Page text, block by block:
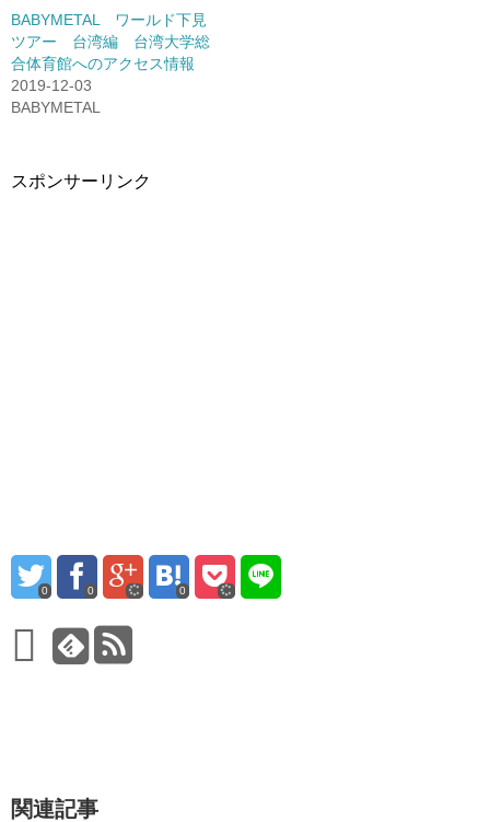
す)
ド
ウ
で
BABYMETAL ワールド下見
ツアー 台湾編 台湾大学総
合体育館へのアクセス情報
2019-12-03
BABYMETAL
スポンサーリンク
0 0 0
関連記事